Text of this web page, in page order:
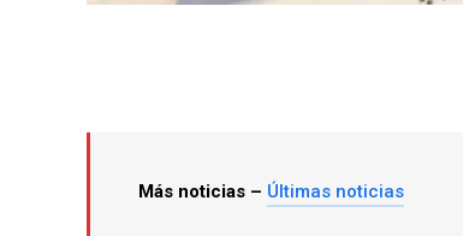
Más noticias – Últimas noticias